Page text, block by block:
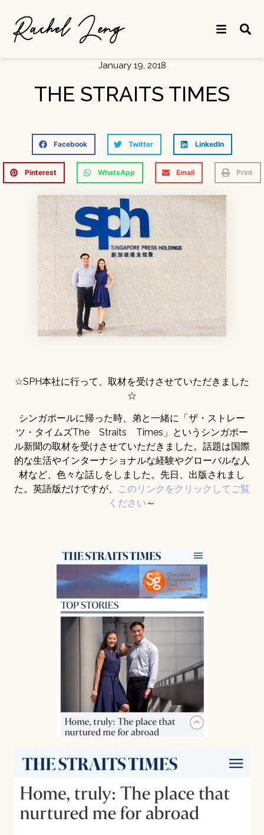
January 19, 2018
THE STRAITS TIMES
Facebook Twitter LinkedIn
Pinterest WhatsApp Email Print
☆SPH本社に行って、取材を受けさせていただきました
☆
シンガポールに帰った時、弟と一緒に「ザ・ストレー
ツ・タイムズThe Straits Times」というシンガポー
ル新聞の取材を受けさせていただきました。話題は国際
的な生活やインターナショナルな経験やグローバルな人
材など、色々な話しをしました。先日、出版されまし
た。英語版だけですが、
このリンクをクリックしてご覧
ください ～